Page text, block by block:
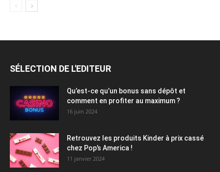
SÉLECTION DE L'EDITEUR
Qu’est-ce qu’un bonus sans dépôt et
comment en profiter au maximum ?
16 juin 2024
Retrouvez les produits Kinder à prix cassé
chez Pop’s America !
11 janvier 2024